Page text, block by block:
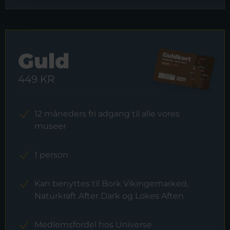
Guld
449 KR
12 måneders fri adgang til alle vores
museer
1 person
Kan benyttes til Bork Vikingemarked,
Naturkraft After Dark og Lokes Aften
Medlemsfordel hos Universe